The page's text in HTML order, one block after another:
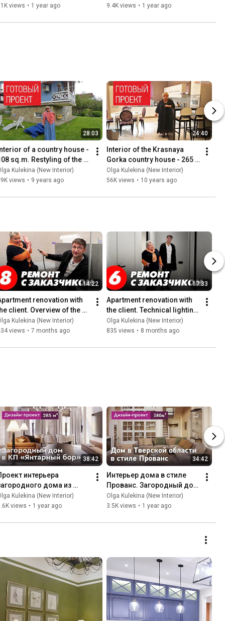
comp...
views • 1 year ago
клиентов из Челябинска.
9.4K views • 1 year ago
28:03
Interior of a country house -
sq.m. Restyling of the
Author's interior
of a c...
Kulekina (New Interior)
views • 9 years ago
24:40
Interior of the Krasnaya
Gorka country house - 265
sq.m. Country house
interior overview.
Olga Kulekina (New Interior)
56K views • 10 years ago
14:22
renovation with
client. Overview of the
and bathroom. Etalon
compl...
Kulekina (New Interior)
views • 7 months ago
17:33
Apartment renovation with
the client. Technical lighting,
sockets and switches,
backlighting. Eta...
Olga Kulekina (New Interior)
835 views • 8 months ago
38:42
интерьера
дома из
Дизайн-проект
в КП Янтарный
Kulekina (New Interior)
views • 1 year ago
34:42
Интерьер дома в стиле
Прованс. Загородный дом
в Тверской области.
Дизайн-проект интерьера
Olga Kulekina (New Interior)
3.5K views • 1 year ago